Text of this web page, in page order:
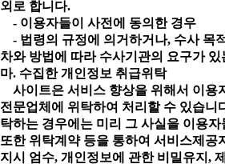
외로 합니다.
- 이용자들이 사전에 동의한 경우
- 법령의 규정에 의거하거나, 수사 목
차와 방법에 따라 수사기관의 요구가 있
마. 수집한 개인정보 취급위탁
사이트은 서비스 향상을 위해서 이용
전문업체에 위탁하여 처리할 수 있습니
탁하는 경우에는 미리 그 사실을 이용
또한 위탁계약 등을 통하여 서비스제공
지시 엄수, 개인정보에 관한 비밀유지,